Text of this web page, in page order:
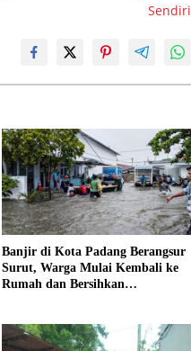
Sendiri
Banjir di Kota Padang Berangsur
Surut, Warga Mulai Kembali ke
Rumah dan Bersihkan